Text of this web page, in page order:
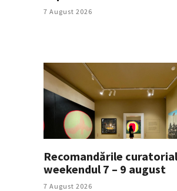
7 August 2026
Recomandările
weekendul 7 – 9 august
7 August 2026